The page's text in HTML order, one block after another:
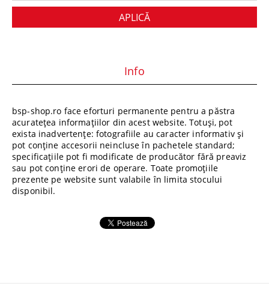
Info
bsp-shop.ro face eforturi permanente pentru a păstra
acuratețea informațiilor din acest website. Totuși, pot
exista inadvertențe: fotografiile au caracter informativ și
pot conține accesorii neincluse în pachetele standard;
specificațiile pot fi modificate de producător fără preaviz
sau pot conține erori de operare. Toate promoțiile
prezente pe website sunt valabile în limita stocului
disponibil.